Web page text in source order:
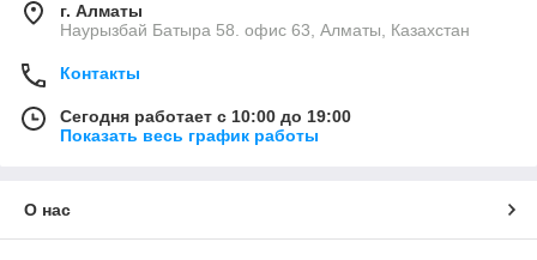
г. Алматы
Наурызбай Батыра 58. офис 63, Алматы, Казахстан
Контакты
Сегодня работает с 10:00 до 19:00
Показать весь график работы
О нас